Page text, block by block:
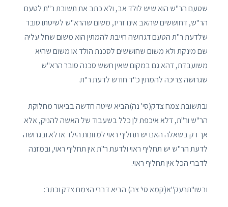
שטעם הר"ש הוא שיש לולד אב, ולא כתב את תשובת ר"ת לטעם
הר"ש, דחוששים שהאב אינו זריז, משום שהרא"ש לשיטתו סובר
שלדעת ר"ת הטעם דגרושה חייבת להמתין הוא משום שחל עליה
שם מינקת ולא משום שחוששים לסכנת הולד או משום שהיא
משועבדת, דהא גם במקום שאין חשש סכנה סובר הרא"ש
שגרושה צריכה להמתין כ"ד חודש לדעת ר"ת.
ובתשובת צמח צדק(סי' נה)הביא שיטה חדשה בביאור מחלוקת
הר"ש ור"ת, דלא איכפת לן כלל בשעבוד של האשה להניק, אלא
אך רק בשאלה האם יש תחליף ראוי למזונות הילד או לא.ובגרושה
לדעת הר"ש יש תחליף ראוי ולדעת ר"ת אין תחליף ראוי, ובמזנה
לדברי הכל אין תחליף ראוי.
ובשו"תרעק"א(קמא סי' צה) הביא דברי הצמח צדק וכתב: